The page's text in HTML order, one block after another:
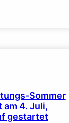
Sommer
4. Juli,
gestartet